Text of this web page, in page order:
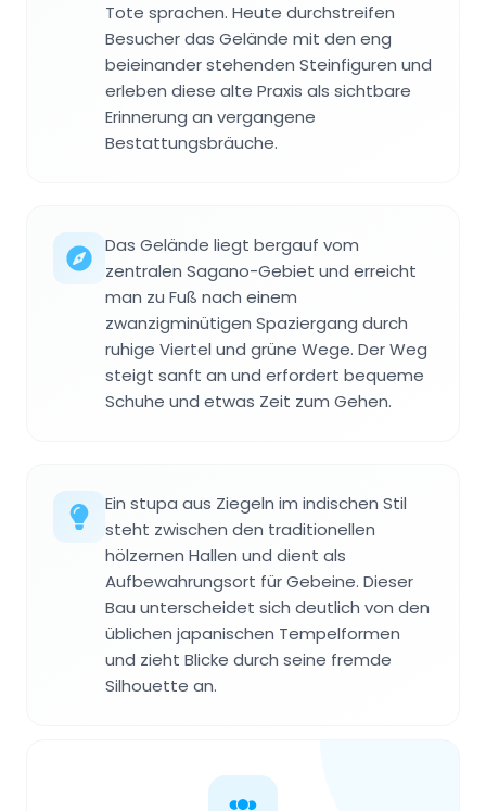
Tote sprachen. Heute durchstreifen
Besucher das Gelände mit den eng
beieinander stehenden Steinfiguren und
erleben diese alte Praxis als sichtbare
Erinnerung an vergangene
Bestattungsbräuche.
Das Gelände liegt bergauf vom
zentralen Sagano-Gebiet und erreicht
man zu Fuß nach einem
zwanzigminütigen Spaziergang durch
ruhige Viertel und grüne Wege. Der Weg
steigt sanft an und erfordert bequeme
Schuhe und etwas Zeit zum Gehen.
Ein stupa aus Ziegeln im indischen Stil
steht zwischen den traditionellen
hölzernen Hallen und dient als
Aufbewahrungsort für Gebeine. Dieser
Bau unterscheidet sich deutlich von den
üblichen japanischen Tempelformen
und zieht Blicke durch seine fremde
Silhouette an.